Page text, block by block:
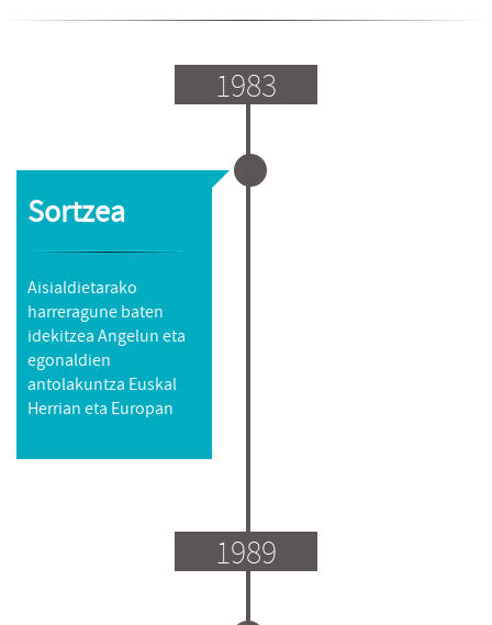
1983
Sortzea
Aisialdietarako
harreragune baten
idekitzea Angelun eta
egonaldien
antolakuntza Euskal
Herrian eta Europan
1989